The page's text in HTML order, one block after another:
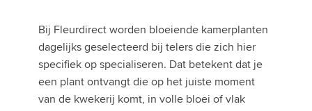
Bij Fleurdirect worden bloeiende kamerplanten
dagelijks geselecteerd bij telers die zich hier
specifiek op specialiseren. Dat betekent dat je
een plant ontvangt die op het juiste moment
van de kwekerij komt, in volle bloei of vlak